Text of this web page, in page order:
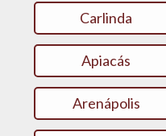
Carlinda
Apiacás
Arenápolis